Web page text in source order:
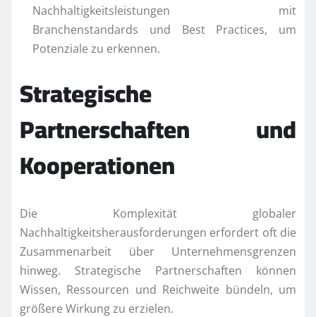
Nachhaltigkeitsleistungen mit
Branchenstandards und Best Practices, um
Potenziale zu erkennen.
Strategische
Partnerschaften und
Kooperationen
Die Komplexität globaler
Nachhaltigkeitsherausforderungen erfordert oft die
Zusammenarbeit über Unternehmensgrenzen
hinweg. Strategische Partnerschaften können
Wissen, Ressourcen und Reichweite bündeln, um
größere Wirkung zu erzielen.